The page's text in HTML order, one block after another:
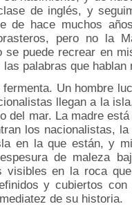
de inglés, y
de hace muchos
pero no la
se puede recrear en
las palabras que
Un hombre
llegan a la
del mar. La madre
los nacionalistas,
en la que están, y
de maleza
visibles en la roca
y cubiertos
de su historia.